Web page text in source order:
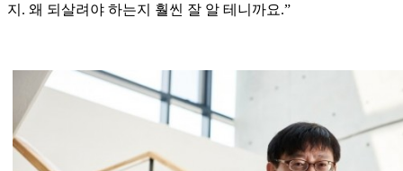
지. 왜 되살려야 하는지 훨씬 잘 알 테니까요.”